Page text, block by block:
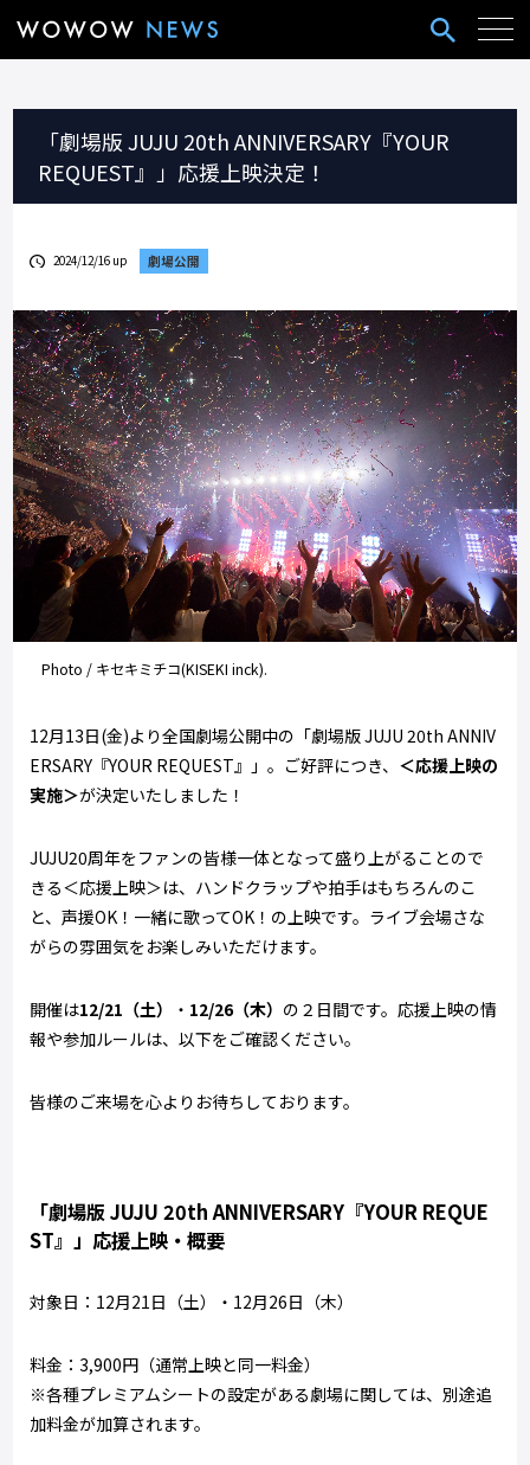
「劇場版 JUJU 20th ANNIVERSARY『YOUR
REQUEST』」応援上映決定！
2024/12/16 up 劇場公開
Photo / キセキミチコ(KISEKI inck).
12月13日(金)より全国劇場公開中の「劇場版JUJU 20th ANNIV
ERSARY 『YOUR REQUEST 』」。ご好評につき、 ＜応援上映の
実施＞が決定いたしました！
JUJU20周年をファンの皆様一体となって盛り上がることので
きる＜応援上映＞は、ハンドクラップや拍手はもちろんのこ
と、声援OK ！一緒に歌ってOK ！の上映です。ライブ会場さな
がらの雰囲気をお楽しみいただけます。
開催は12/21 （土） ・ 12/26 （木） の２日間です。応援上映の情
報や参加ルールは、以下をご確認ください。
皆様のご来場を心よりお待ちしております。
「劇場版 JUJU 20th ANNIVERSARY 『YOUR REQUE
ST』」応援上映・概要
対象日： 12月21日（土）・ 12月26日（木）
料金：3,900円（通常上映と同一料金）
※各種プレミアムシートの設定がある劇場に関しては、別途追
加料金が加算されます。